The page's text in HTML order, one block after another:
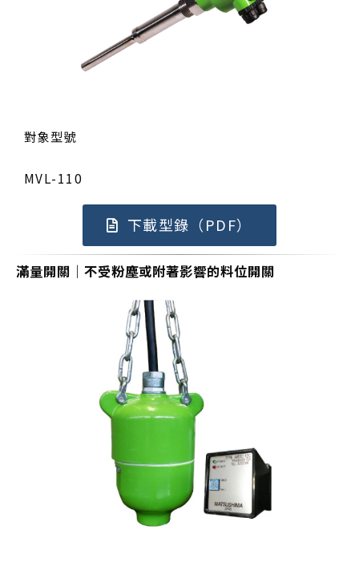
對象型號
MVL-110
下載型錄（PDF）
滿量開關｜不受粉塵或附著影響的料位開關